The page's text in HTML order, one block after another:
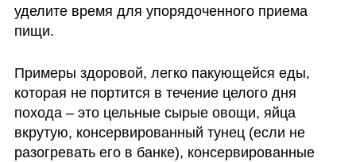
уделите время для упорядоченного приема
пищи.
Примеры здоровой, легко пакующейся еды,
которая не портится в течение целого дня
похода – это цельные сырые овощи, яйца
вкрутую, консервированный тунец (если не
разогревать его в банке), консервированные